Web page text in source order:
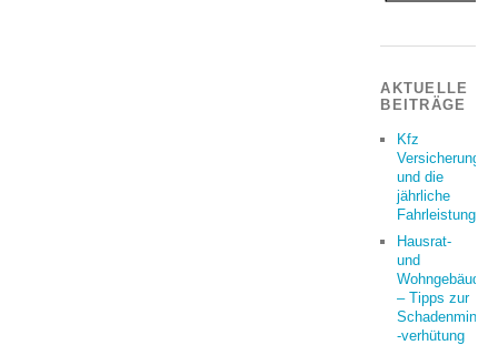
AKTUELLE
BEITRÄGE
Kfz
Versicherung
und die
jährliche
Fahrleistung
Hausrat-
und
– Tipps zur
-verhütung